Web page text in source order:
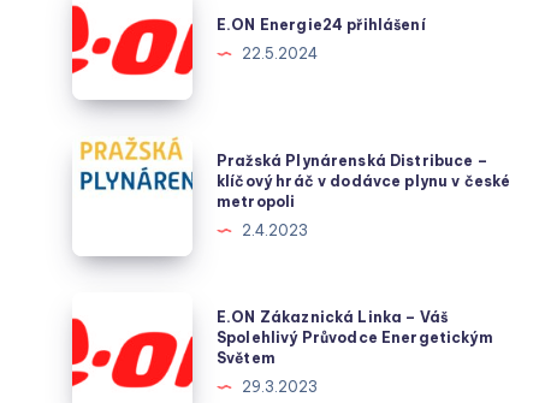
Energie24
přihlášení
E.ON Energie24 přihlášení
22.5.2024
Pražská
Plynárenská
klíčový
dodávce
plynu
Pražská Plynárenská Distribuce –
klíčový hráč v dodávce plynu v české
metropoli
2.4.2023
Zákaznická
Linka
E.ON Zákaznická Linka – Váš
Spolehlivý Průvodce Energetickým
Světem
29.3.2023